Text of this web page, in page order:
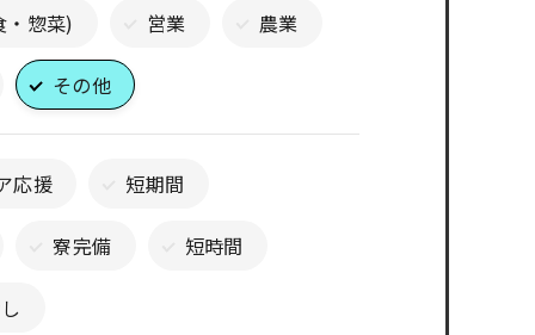
・惣菜) 営業 農業
その他
応援 短期間
寮完備 短時間